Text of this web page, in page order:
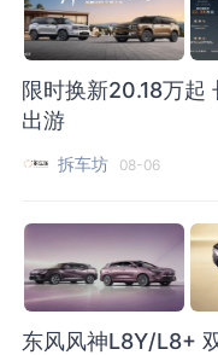
限时换新20.18万起
出游
拆车坊 08-06
东风风神L8Y/L8+